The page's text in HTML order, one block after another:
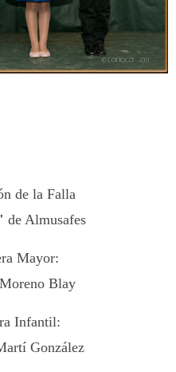
de la Falla
de Almusafes
Mayor:
Blay
González